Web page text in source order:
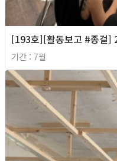
[193호][활동보고 #종걸]
기간 : 7월